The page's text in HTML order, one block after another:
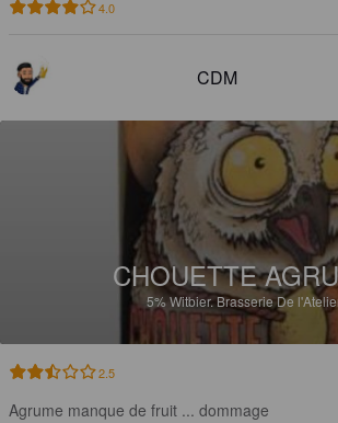
4.0
CDM
CHOUETTE
5%Witbier.Brasserie De
2.5
Agrume manque de fruit ... dommage